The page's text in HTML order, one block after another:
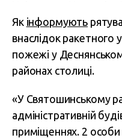
Як інформують
внаслідок ракетного
пожежі у
районах столиці.
«У Святошинському
адміністративній
приміщеннях. 2